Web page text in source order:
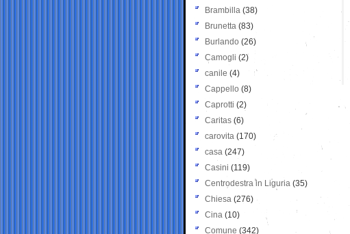
Brambilla (38)
Brunetta (83)
Burlando (26)
Camogli (2)
canile (4)
Cappello (8)
Caprotti (2)
Caritas (6)
carovita (170)
casa (247)
Casini (119)
Centrodestra in Liguria (35)
Chiesa (276)
Cina (10)
Comune (342)